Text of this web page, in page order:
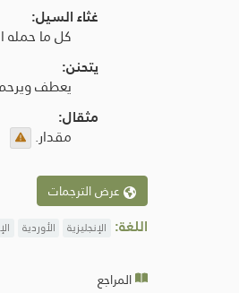
غثاء السيل:
كل ما حمله
يتحنن:
يعطف
مثقال:
مقدار.
عرض الترجمات
اللغة: الإنجليزية الأوردية
المراجع